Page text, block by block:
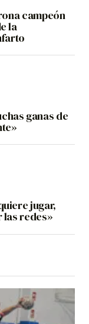
campeón
la
ganas de
jugar,
las redes»